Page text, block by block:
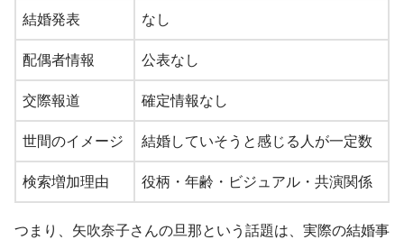
結婚発表 なし
配偶者情報 公表なし
交際報道 確定情報なし
世間のイメージ 結婚していそうと感じる人が一定数
検索増加理由 役柄・年齢・ビジュアル・共演関係
つまり、矢吹奈子さんの旦那という話題は、実際の結婚事